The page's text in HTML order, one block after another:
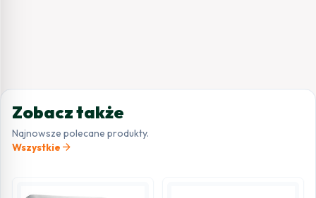
Zobacz także
Najnowsze polecane produkty.
Wszystkie arrow_forward